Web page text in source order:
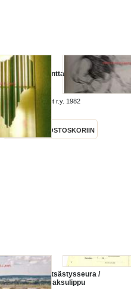
Kauhajoelta lanttalauree
kauhoottua
Kauhajoen Karhut r.y. 1982
Hinta:
10,00 €
LISÄÄ OSTOSKORIIN
Kauhajoen Metsästysseura /
blanco jäsenmaksulippu